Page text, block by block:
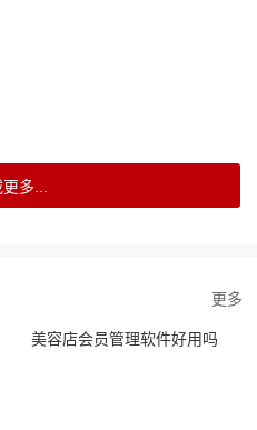
美容店会员管理软件好用吗